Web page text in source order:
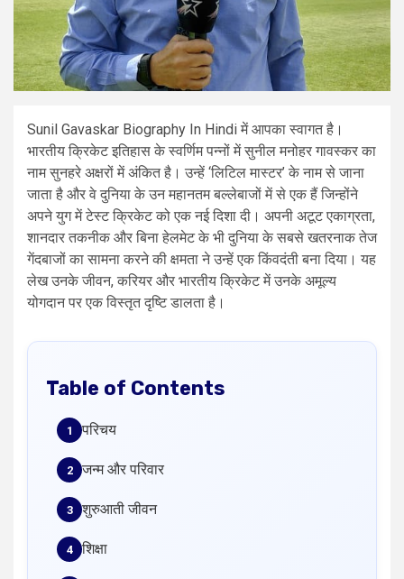
Sunil Gavaskar Biography In Hindi में आपका स्वागत है।
भारतीय क्रिकेट इतिहास के स्वर्णिम पन्नों में सुनील मनोहर गावस्कर का
नाम सुनहरे अक्षरों में अंकित है। उन्हें ‘लिटिल मास्टर’ के नाम से जाना
जाता है और वे दुनिया के उन महानतम बल्लेबाजों में से एक हैं जिन्होंने
अपने युग में टेस्ट क्रिकेट को एक नई दिशा दी। अपनी अटूट एकाग्रता,
शानदार तकनीक और बिना हेलमेट के भी दुनिया के सबसे खतरनाक तेज
गेंदबाजों का सामना करने की क्षमता ने उन्हें एक किंवदंती बना दिया। यह
लेख उनके जीवन, करियर और भारतीय क्रिकेट में उनके अमूल्य
योगदान पर एक विस्तृत दृष्टि डालता है।
Table of Contents
परिचय
जन्म और परिवार
शुरुआती जीवन
शिक्षा